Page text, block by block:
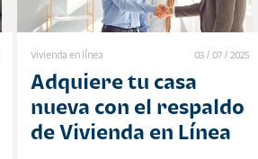
Vivienda en línea 03 / 07 / 2025
Adquiere tu casa
nueva con el respaldo
de Vivienda en Línea